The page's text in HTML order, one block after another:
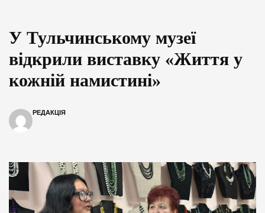
У Тульчинському музеї
відкрили виставку «Життя у
кожній намистині»
РЕДАКЦІЯ